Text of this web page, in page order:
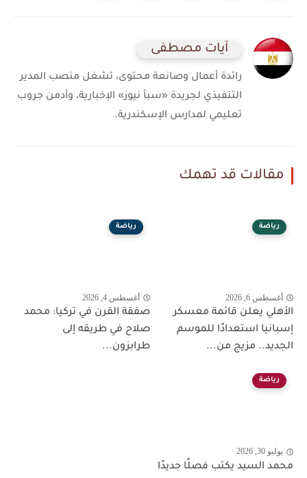
آيات مصطفى
رائدة أعمال وصانعة محتوى، تشغل منصب المدير
التنفيذي لجريدة «سبأ نيوز» الإخبارية، وأدمن جروب
تعليمي لمدارس الإسكندرية.
مقالات قد تهمك
رياضة
أغسطس 6, 2026
الأهلي يعلن قائمة معسكر
إسبانيا استعدادًا للموسم
الجديد.. مزيج من...
رياضة
أغسطس 4, 2026
صفقة القرن في تركيا: محمد
صلاح في طريقه إلى
طرابزون...
رياضة
يوليو 30, 2026
محمد السيد يكتب فصلًا جديدًا